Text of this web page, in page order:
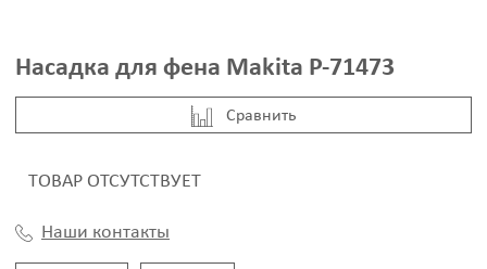
Насадка для фена Makita P-71473
Cравнить
ТОВАР ОТСУТСТВУЕТ
Наши контакты